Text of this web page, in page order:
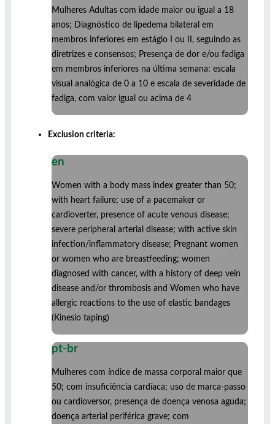
Mulheres Adultas com idade maior ou igual a 18
anos; Diagnóstico de lipedema bilateral em
membros inferiores em estágio I ou II, seguindo as
diretrizes e consensos; Presença de dor e/ou fadiga
em membros inferiores na última semana: escala
visual analógica de 0 a 10 e escala de severidade de
fadiga, com valor igual ou acima de 4
Exclusion criteria:
en
Women with a body mass index greater than 50;
with heart failure; use of a pacemaker or
cardioverter, presence of acute venous disease;
severe peripheral arterial disease; with active skin
infection/inflammatory disease; Pregnant women
or women who are breastfeeding; women
diagnosed with cancer, with a history of deep vein
disease and/or thrombosis and Women who have
allergic reactions to the use of elastic bandages
(Kinesio taping)
pt-br
Mulheres com índice de massa corporal maior que
50; com insuficiência cardíaca; uso de marca-passo
ou cardioversor, presença de doença venosa aguda;
doença arterial periférica grave; com